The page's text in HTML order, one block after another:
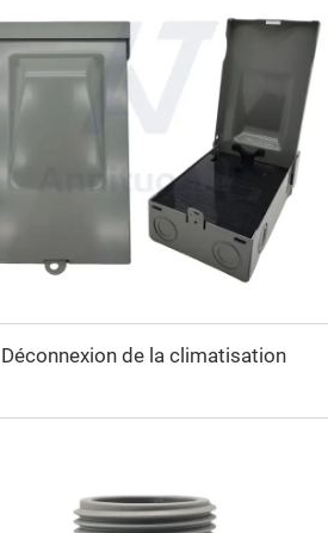
Déconnexion de la climatisation